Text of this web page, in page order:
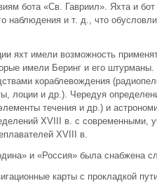
бота «Св. Гавриил». Яхта и
наблюдения и т. д., что
яхт имели возможность
имели Беринг и его
кораблевождения
лоции и др.). Чередуя
течения и др.) и
XVIII в. с современными,
XVIII в.
и «Россия» была снабжена
карты с прокладкой